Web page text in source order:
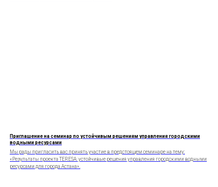
Приглашение на семинар по устойчивым решениям управления городскими
водными ресурсами
Мы рады пригласить вас принять участие в предстоящем семинаре на тему:
«Результаты проекта TERESA: устойчивые решения управления городскими водными
ресурсами для города Астана».